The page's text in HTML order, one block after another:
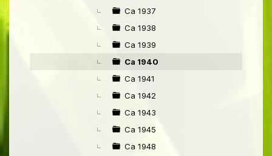
Ca 1937
Ca 1938
Ca 1939
Ca 1940
Ca 1941
Ca 1942
Ca 1943
Ca 1945
Ca 1948